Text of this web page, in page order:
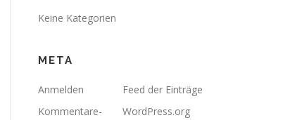
Keine Kategorien
META
Anmelden
Feed der Einträge
Kommentare-
WordPress.org